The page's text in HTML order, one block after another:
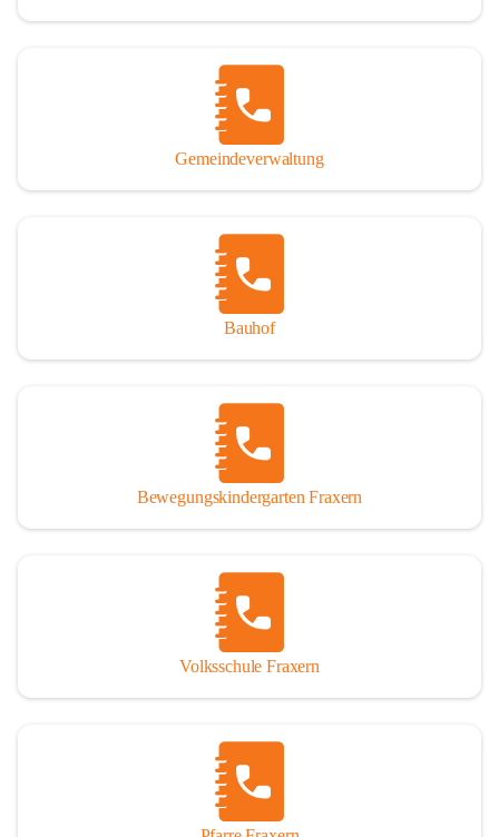
Gemeindeverwaltung
Bauhof
Bewegungskindergarten Fraxern
Volksschule Fraxern